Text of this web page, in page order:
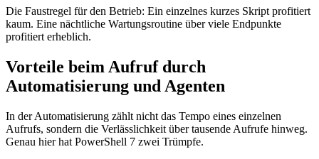
Die Faustregel für den Betrieb: Ein einzelnes kurzes Skript profitiert
kaum. Eine nächtliche Wartungsroutine über viele Endpunkte
profitiert erheblich.
Vorteile beim Aufruf durch
Automatisierung und Agenten
In der Automatisierung zählt nicht das Tempo eines einzelnen
Aufrufs, sondern die Verlässlichkeit über tausende Aufrufe hinweg.
Genau hier hat PowerShell 7 zwei Trümpfe.